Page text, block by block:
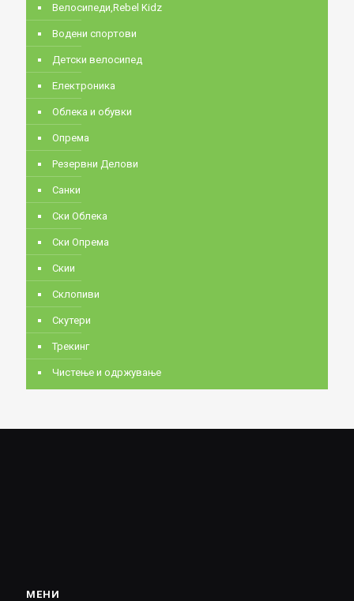
Велосипеди,Rebel Kidz
Водени спортови
Детски велосипед
Електроника
Облека и обувки
Опрема
Резервни Делови
Санки
Ски Облека
Ски Опрема
Скии
Склопиви
Скутери
Трекинг
Чистење и одржување
МЕНИ